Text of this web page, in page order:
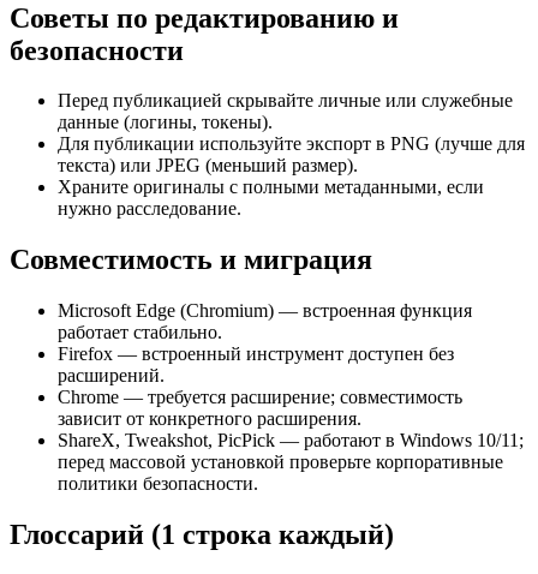
Советы по редактированию и
безопасности
Перед публикацией скрывайте личные или служебные
данные (логины, токены).
Для публикации используйте экспорт в PNG (лучше для
текста) или JPEG (меньший размер).
Храните оригиналы с полными метаданными, если
нужно расследование.
Совместимость и миграция
Microsoft Edge (Chromium) — встроенная функция
работает стабильно.
Firefox — встроенный инструмент доступен без
расширений.
Chrome — требуется расширение; совместимость
зависит от конкретного расширения.
ShareX, Tweakshot, PicPick — работают в Windows 10/11;
перед массовой установкой проверьте корпоративные
политики безопасности.
Глоссарий (1 строка каждый)